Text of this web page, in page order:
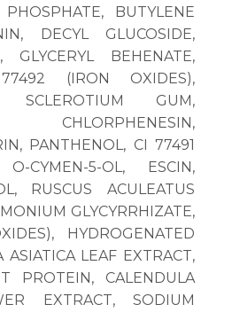
BUTYLENE
DECYL GLUCOSIDE,
GLYCERYL BEHENATE,
(IRON OXIDES),
SCLEROTIUM GUM,
PANTHENOL, CI 77491
CYMEN-5-OL, ESCIN,
RUSCUS ACULEATUS
GLYCYRRHIZATE,
HYDROGENATED
ASIATICA LEAF EXTRACT,
PROTEIN, CALENDULA
EXTRACT, SODIUM